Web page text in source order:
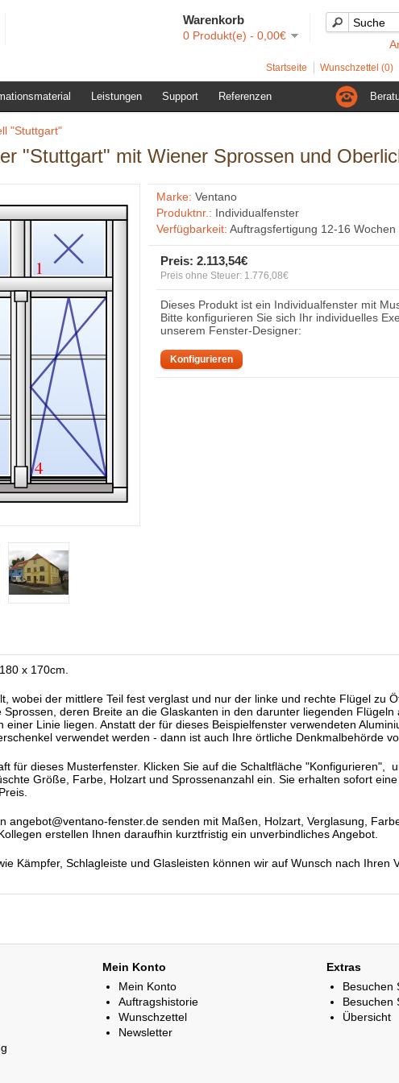
Warenkorb
0 Produkt(e) - 0,00€
Startseite Wunschzettel (0)
Leistungen Support Referenzen
"Stuttgart"
"Stuttgart" mit Wiener Sprossen und
Marke: Ventano
Produktnr.: Individualfenster
Verfügbarkeit: Auftragsfertigung 12-16 Wochen
Preis: 2.113,54€
Preis ohne Steuer: 1.776,08€
Dieses Produkt ist ein Individualfenster mit
Bitte konfigurieren Sie sich Ihr individuelles
unserem Fenster-Designer:
x 170cm.
wobei der mittlere Teil fest verglast und nur der linke und rechte Flügel zu
deren Breite an die Glaskanten in den darunter liegenden
einer Linie liegen. Anstatt der für dieses Beispielfenster verwendeten
verwendet werden - dann ist auch Ihre örtliche Denkmalbehörde
für dieses Musterfenster. Klicken Sie auf die Schaltfläche "Konfigurieren",
Größe, Farbe, Holzart und Sprossenanzahl ein. Sie erhalten sofort
angebot@ventano-fenster.de senden mit Maßen, Holzart, Verglasung,
erstellen Ihnen daraufhin kurztfristig ein unverbindliches Angebot.
Kämpfer, Schlagleiste und Glasleisten können wir auf Wunsch nach Ihren
Mein Konto
Mein Konto
Auftragshistorie
Wunschzettel
Newsletter
Extras
Besuchen
Besuchen
Übersicht